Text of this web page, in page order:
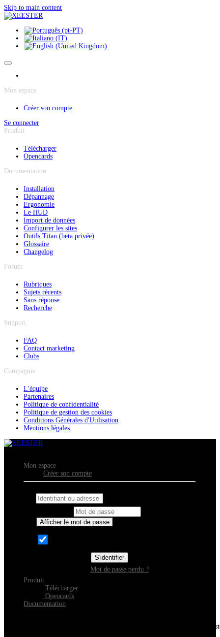
Skip to main content
Mon espace
Créer son compte
Se connecter
Produit
Télécharger
Opencards
Documentation
Installation
Dépannage
Ergonomie
Le HUD
Import de données
Configurer les sites
Outils Titan (beta privée)
Glossaire
Changelog
Forum
Rubriques
Sujets récents
Sans réponse
Recherche
Support
FAQ
Contact marketing
Clubs
Compagnie
L'équipe
Partenaires
Politique de confidentialité
Politique de gestion des cookies
Conditions Générales d'Utilisation
Mentions légales
Mon espace
Créer son compte
Afficher le mot de passe
S'identifier
Mot de passe perdu ?
Produit
Télécharger
Opencards
Documentation
Tout savoir sur l'installation, la navigation et la configuration de
Panneau de gestion des cookies